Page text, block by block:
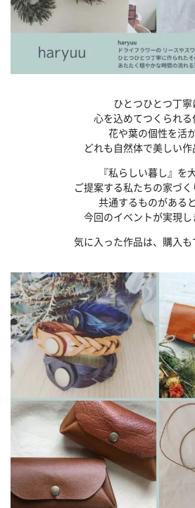
ひとつひとつ丁寧
心を込めてつくられる
花や葉の個性を活
どれも自然体で美しい作
『私らしい暮し』を
ご提案する私たちの家づく
共通するものがある
今回のイベントが実現
気に入った作品は、購入も